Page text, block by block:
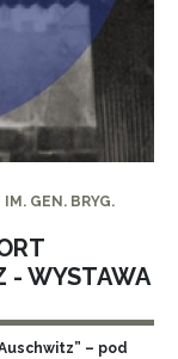
GEN. BRYG.
- WYSTAWA
– pod